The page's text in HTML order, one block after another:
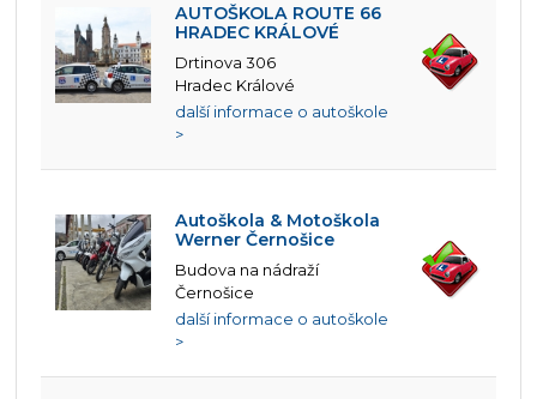
AUTOŠKOLA ROUTE 66
HRADEC KRÁLOVÉ
Drtinova 306
Hradec Králové
další informace o autoškole
>
Autoškola & Motoškola
Werner Černošice
Budova na nádraží
Černošice
další informace o autoškole
>